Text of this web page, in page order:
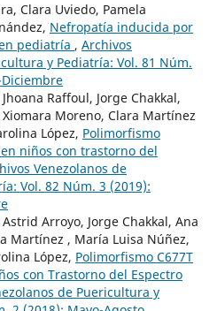
Clara Uviedo, Pamela
Nefropatía inducida por
pediatría , Archivos
y Pediatría: Vol. 81 Núm.
Raffoul, Jorge Chakkal,
Moreno, Clara Martínez
López, Polimorfismo
niños con trastorno del
Venezolanos de
Vol. 82 Núm. 3 (2019):
Arroyo, Jorge Chakkal, Ana
Martínez , María Luisa Núñez,
López, Polimorfismo C677T
con Trastorno del Espectro
de Puericultura y